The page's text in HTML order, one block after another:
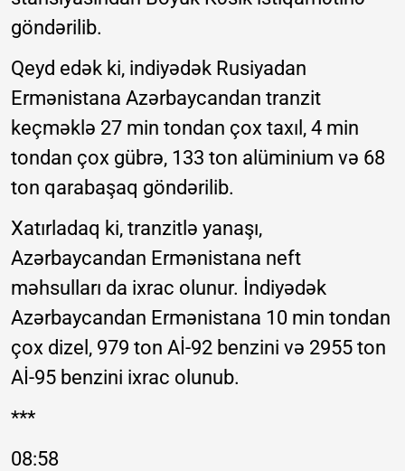
göndərilib.
Qeyd edək ki, indiyədək Rusiyadan
Ermənistana Azərbaycandan tranzit
keçməklə 27 min tondan çox taxıl, 4 min
tondan çox gübrə, 133 ton alüminium və 68
ton qarabaşaq göndərilib.
Xatırladaq ki, tranzitlə yanaşı,
Azərbaycandan Ermənistana neft
məhsulları da ixrac olunur. İndiyədək
Azərbaycandan Ermənistana 10 min tondan
çox dizel, 979 ton Aİ-92 benzini və 2955 ton
Aİ-95 benzini ixrac olunub.
***
08:58